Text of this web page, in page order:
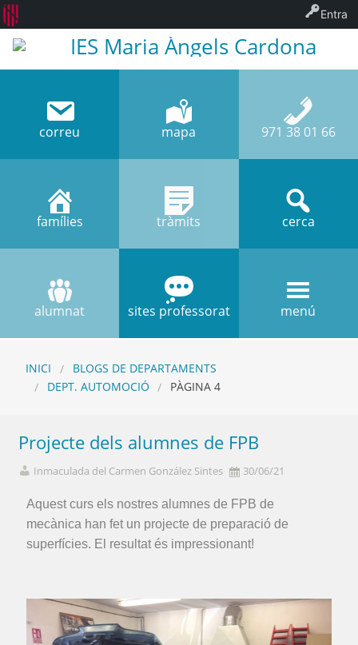
IES Maria Àngels Cardona
correu mapa 971 38 01 66
famílies tràmits cerca
alumnat sites professorat menú
INICI
BLOGS DE DEPARTAMENTS
DEPT. AUTOMOCIÓ
PÀGINA 4
Projecte dels alumnes de FPB
Inmaculada del Carmen González Sintes 30/06/21
Aquest curs els nostres alumnes de FPB de
mecànica han fet un projecte de preparació de
superfícies. El resultat és impressionant!
Entra